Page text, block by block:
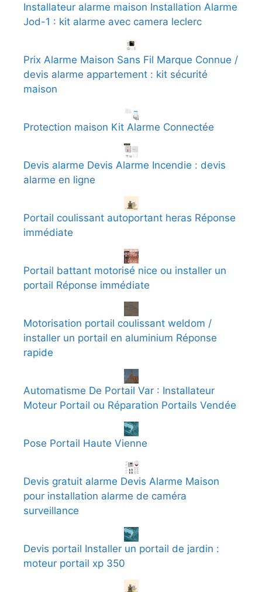
Installateur alarme maison Installation Alarme
Jod-1 : kit alarme avec camera leclerc
Prix Alarme Maison Sans Fil Marque Connue /
devis alarme appartement : kit sécurité
maison
Protection maison Kit Alarme Connectée
Devis alarme Devis Alarme Incendie : devis
alarme en ligne
Portail coulissant autoportant heras Réponse
immédiate
Portail battant motorisé nice ou installer un
portail Réponse immédiate
Motorisation portail coulissant weldom /
installer un portail en aluminium Réponse
rapide
Automatisme De Portail Var : Installateur
Moteur Portail ou Réparation Portails Vendée
Pose Portail Haute Vienne
Devis gratuit alarme Devis Alarme Maison
pour installation alarme de caméra
surveillance
Devis portail Installer un portail de jardin :
moteur portail xp 350